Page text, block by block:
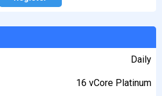
Daily
16 vCore Platinum